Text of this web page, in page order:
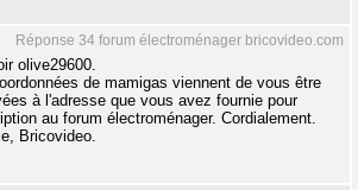
Réponse 34 forum électroménager bricovideo.com
olive29600.
de mamigas viennent de vous être
à l'adresse que vous avez fournie pour
au forum électroménager. Cordialement.
Bricovideo.